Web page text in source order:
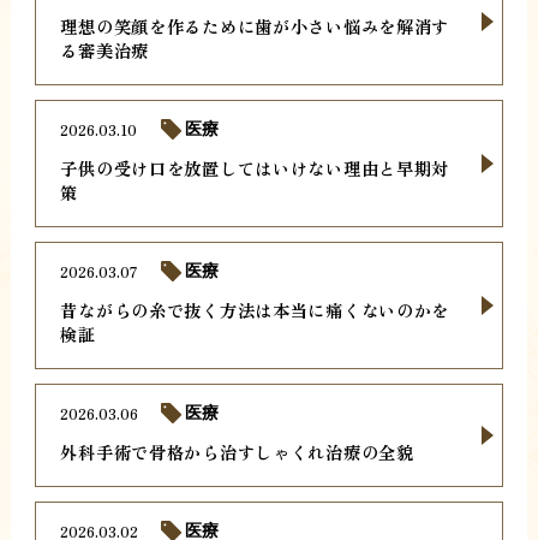
理想の笑顔を作るために歯が小さい悩みを解消す
る審美治療
子供の受け口を放置してはいけない理由と早期対
策
2026.03.10 医療
昔ながらの糸で抜く方法は本当に痛くないのかを
検証
2026.03.07 医療
外科手術で骨格から治すしゃくれ治療の全貌
2026.03.06 医療
2026.03.02 医療